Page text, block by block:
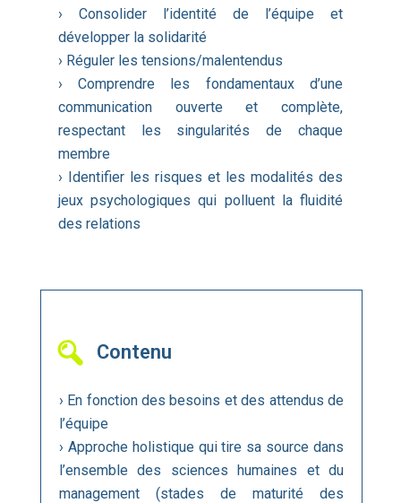
› Consolider l’identité de l’équipe et
développer la solidarité
› Réguler les tensions/malentendus
› Comprendre les fondamentaux d’une
communication ouverte et complète,
respectant les singularités de chaque
membre
› Identifier les risques et les modalités des
jeux psychologiques qui polluent la fluidité
des relations
Contenu
› En fonction des besoins et des attendus de
l’équipe
› Approche holistique qui tire sa source dans
l’ensemble des sciences humaines et du
management (stades de maturité des